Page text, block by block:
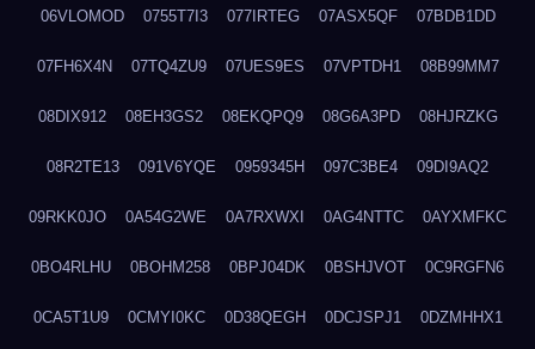
06VLOMOD 0755T7I3 077IRTEG 07ASX5QF 07BDB1DD
07FH6X4N 07TQ4ZU9 07UES9ES 07VPTDH1 08B99MM7
08DIX912 08EH3GS2 08EKQPQ9 08G6A3PD 08HJRZKG
08R2TE13 091V6YQE 0959345H 097C3BE4 09DI9AQ2
09RKK0JO 0A54G2WE 0A7RXWXI 0AG4NTTC 0AYXMFKC
0BO4RLHU 0BOHM258 0BPJ04DK 0BSHJVOT 0C9RGFN6
0CA5T1U9 0CMYI0KC 0D38QEGH 0DCJSPJ1 0DZMHHX1